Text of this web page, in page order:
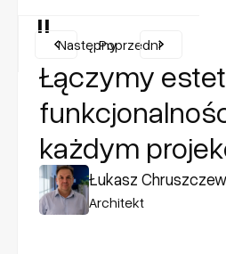
"
Łączymy
każdym
Łukasz
Architekt
Poprzedni
Następny